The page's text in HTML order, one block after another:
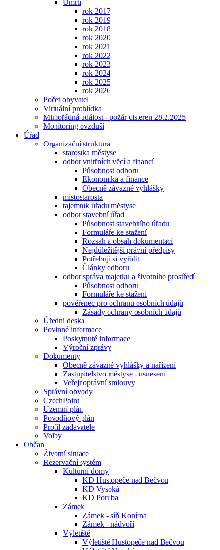
Úmrtí
rok 2017
rok 2019
rok 2018
rok 2020
rok 2021
rok 2022
rok 2023
rok 2024
rok 2025
rok 2026
Počet obyvatel
Virtuální prohlídka
Mimořádná událost - požár cisteren 28.2.2025
Monitoring ovzduší
Úřad
Organizační struktura
starostka městyse
odbor vnitřních věcí a financí
Působnost odboru
Ekonomika a finance
Obecně závazné vyhlášky
místostarosta
tajemník úřadu městyse
odbor stavební úřad
Působnost stavebního úřadu
Formuláře ke stažení
Rozsah a obsah dokumentací
Nejdůležitější právní předpisy
Potřebuji si vyřídit
Články odboru
odbor správa majetku a životního prostředí
Působnost odboru
Formuláře ke stažení
pověřenec pro ochranu osobních údajů
Zásady ochrany osobních údajů
Úřední deska
Povinné informace
Poskytnuté informace
Výroční zprávy
Dokumenty
Obecně závazné vyhlášky a nařízení
Zastupitelstvo městyse - usnesení
Veřejnoprávní smlouvy
Správní obvody
CzechPoint
Územní plán
Povodňový plán
Profil zadavatele
Volby
Občan
Životní situace
Rezervační systém
Kulturní domy
KD Hustopeče nad Bečvou
KD Vysoká
KD Poruba
Zámek
Zámek - síň Konírna
Zámek - nádvoří
Výletiště
Výletiště Hustopeče nad Bečvou